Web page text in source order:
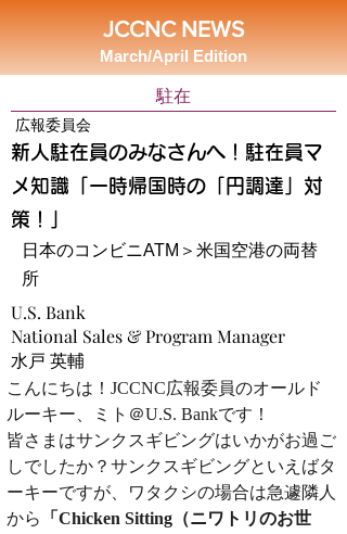
JCCNC NEWS
March/April Edition
駐在
広報委員会
新人駐在員のみなさんへ！駐在員マ
メ知識「一時帰国時の「円調達」対
策！」
日本のコンビニATM＞米国空港の両替
所
U.S. Bank
National Sales & Program Manager
水戸 英輔
こんにちは！JCCNC広報委員のオールド
ルーキー、ミト＠U.S. Bankです！
皆さまはサンクスギビングはいかがお過ご
しでしたか？サンクスギビングといえばタ
ーキーですが、ワタクシの場合は急遽隣人
から
「Chicken Sitting（ニワトリのお世